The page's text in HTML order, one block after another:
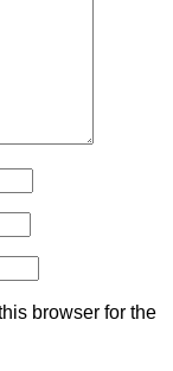
browser for the